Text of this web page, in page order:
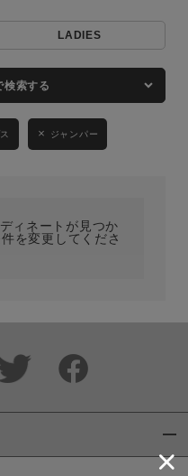
LADIES
検索する
ジャンパー
ィネートが見つか
を変更してくださ